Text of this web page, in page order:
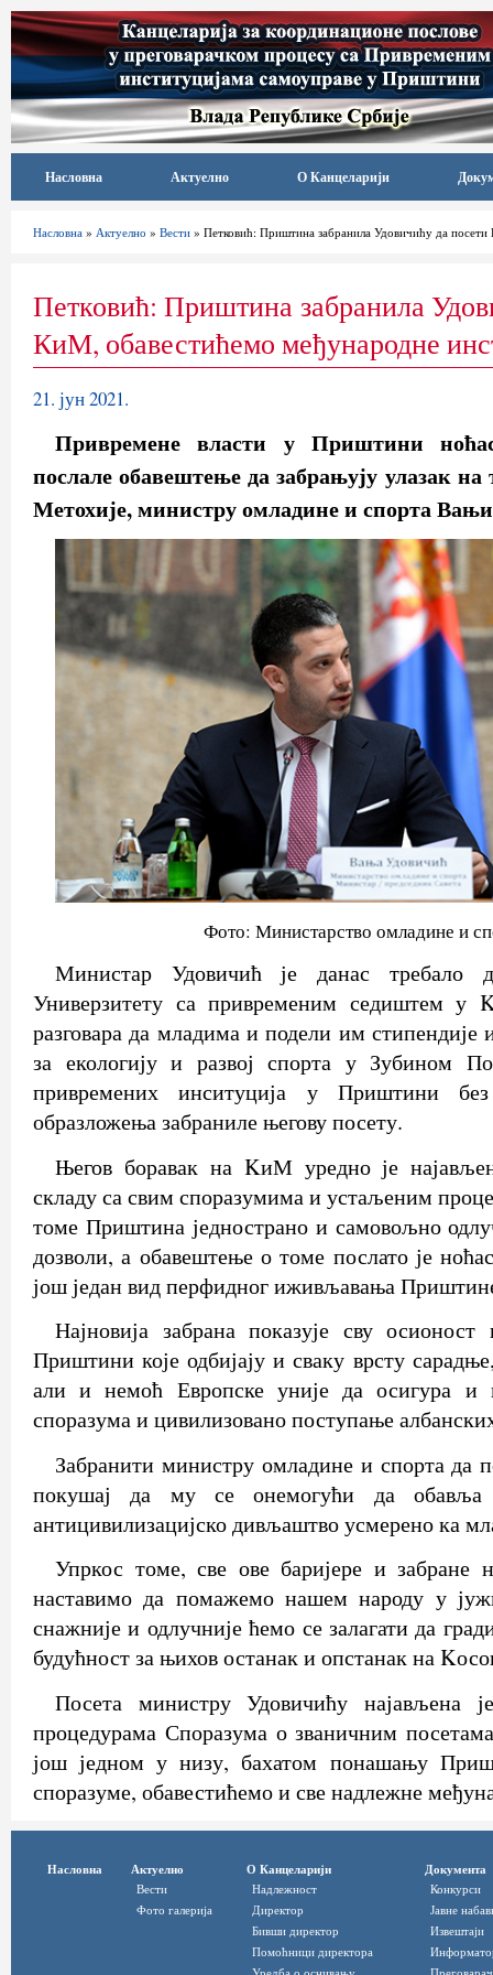
Насловна Актуелно О Канцеларији
Насловна » Актуелно » Вести » Петковић: Приштина забранила Удовичићу да
Петковић: Приштина забранила
КиМ, обавестићемо међународне
21. јун 2021.
Привремене власти у Приштини
послале обавештење да забрањују улазак на
Метохије, министру омладине и спорта
Фото: Министарство омладине и
Министар Удовичић је данас требало
Универзитету са привременим седиштем у
разговара да младима и подели им
за екологију и развој спорта у Зубином
привремених инситуција у Приштини
образложења забраниле његову посету.
Његов боравак на KиМ уредно је
складу са свим споразумима и устаљеним
томе Приштина једнострано и самовољно
дозволи, а обавештење о томе послато је
још један вид перфидног иживљавања
Најновија забрана показује сву
Приштини које одбијају и сваку врсту
али и немоћ Европске уније да осигура и
споразума и цивилизовано поступање
Забранити министру омладине и спорта да
покушај да му се онемогући да
антицивилизацијско дивљаштво усмерено ка
Упркос томе, све ове баријере и забране
наставимо да помажемо нашем народу у
снажније и одлучније ћемо се залагати да
будућност за њихов останак и опстанак на
Посета министру Удовичићу најављена
процедурама Споразума о званичним
још једном у низу, бахатом понашању
споразуме, обавестићемо и све надлежне
Насловна Актуелно
Вести
Фото галерија
О Канцеларији
Надлежност
Директор
Бивши директор
Помоћници директора
Документа
Конкурси
Јавне
Извештаји